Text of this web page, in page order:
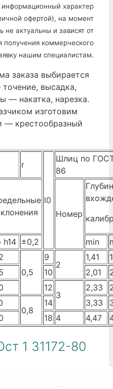
характер
офертой), на момент
не актуальны и зависят от
получения коммерческого
нашим специалистам.
заказа выбирается
высадка,
— накатка, нарезка.
изготовим
— крестообразный
r
l0
Шлиц по
86
Номер
h14 ±0,2 min
0,5
9
2
1,41
10 2,01
12
3
2,33
0,8
14 3,33
18 4 4,47
1 31172-80